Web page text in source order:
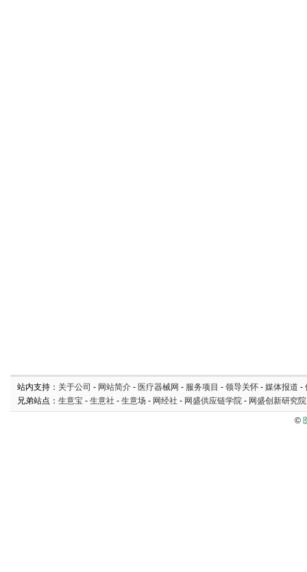
站内支持： 关于公司 - 网站简介 - 医疗器械网 - 服务项目 - 领导关怀 - 媒体报道 -
兄弟站点： 生意宝 - 生意社 - 生意场 - 网经社 - 网盛供应链学院 - 网盛创新研究院
©